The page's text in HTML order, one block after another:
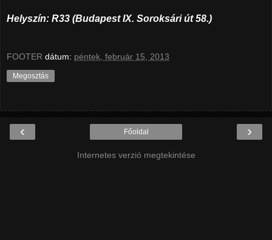
Helyszín: R33 (Budapest IX. Soroksári út 58.)
FOOTER dátum: péntek, február 15, 2013
Megosztás
‹ ›
Főoldal
Internetes verzió megtekintése